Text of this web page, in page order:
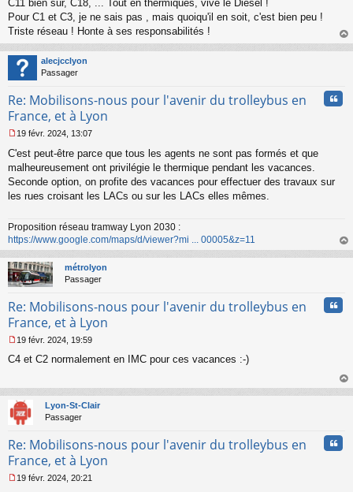
g
e
n
o
n
l
C11 bien sûr, C18, ... Tout en thermiques, vive le Diesel !
Pour C1 et C3, je ne sais pas , mais quoiqu'il en soit, c'est bien peu !
Triste réseau ! Honte à ses responsabilités !
au
alecjcclyon
Passager
Re: Mobilisons-nous pour l'avenir du trolleybus en
France, et à Lyon
e
s
g
n
o
n
l
u
19 févr. 2024, 13:07
C'est peut-être parce que tous les agents ne sont pas formés et que
malheureusement ont privilégie le thermique pendant les vacances.
Seconde option, on profite des vacances pour effectuer des travaux sur
les rues croisant les LACs ou sur les LACs elles mêmes.
Proposition réseau tramway Lyon 2030 :
https://www.google.com/maps/d/viewer?mi ... 00005&z=11
au
métrolyon
Passager
Re: Mobilisons-nous pour l'avenir du trolleybus en
France, et à Lyon
e
a
g
e
o
u
19 févr. 2024, 19:59
C4 et C2 normalement en IMC pour ces vacances :-)
au
Lyon-St-Clair
Passager
Re: Mobilisons-nous pour l'avenir du trolleybus en
France, et à Lyon
19 févr. 2024, 20:21